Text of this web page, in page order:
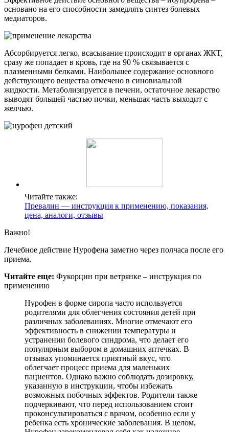
основано на его способности замедлять синтез болевых
медиаторов.
Абсорбируется легко, всасывание происходит в органах ЖКТ,
сразу же попадает в кровь, где на 90 % связывается с
плазменными белками. Наибольшее содержание основного
действующего вещества отмечено в синовиальной
жидкости. Метаболизируется в печени, остаточное лекарство
выводят большей частью почки, меньшая часть выходит с
желчью.
Читайте также:
Превалин — инструкция к применению, показания,
цена, аналоги, отзывы
Важно!
Лечебное действие Нурофена заметно через полчаса после его
приема.
Читайте еще: Фукорцин при ветрянке – инструкция по
применению
Нурофен в форме сиропа часто используется
родителями для облегчения состояния детей при
различных заболеваниях. Многие отмечают его
эффективность в снижении температуры и
устранении болевого синдрома, что делает его
популярным выбором в домашних аптечках. В
отзывах упоминается приятный вкус, что
облегчает процесс приема для маленьких
пациентов. Однако важно соблюдать дозировку,
указанную в инструкции, чтобы избежать
возможных побочных эффектов. Родители также
подчеркивают, что перед использованием стоит
проконсультироваться с врачом, особенно если у
ребенка есть хронические заболевания. В целом,